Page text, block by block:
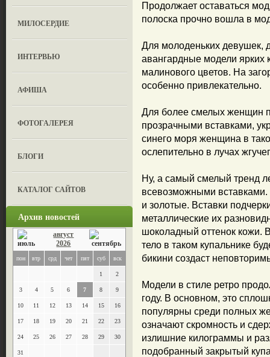
МИЛОСЕРДИЕ
ИНТЕРВЬЮ
АФИША
ФОТОГАЛЕРЕЯ
БЛОГИ
КАТАЛОГ САЙТОВ
Архив новостей
август
2026
пон втр срд чет пят суб вск
1 2
3 4 5 6 7 8 9
10 11 12 13 14 15 16
17 18 19 20 21 22 23
24 25 26 27 28 29 30
31
Продолжает оставаться
полоска прочно вошла в
Для молоденьких девушек,
авангардные модели ярких
малинового цветов. На
особенно привлекательно.
Для более смелых женщин
прозрачными вставками,
синего моря женщина в
ослепительно в лучах
Ну, а самый смелый тренд
всевозможными
и золотые. Вставки
металлические их
шоколадный оттенок кожи.
тело в таком купальнике
бикини создаст
Модели в стиле ретро
году. В основном, это
популярны среди полных
означают скромность и
излишние килограммы и
подобранный закрытый